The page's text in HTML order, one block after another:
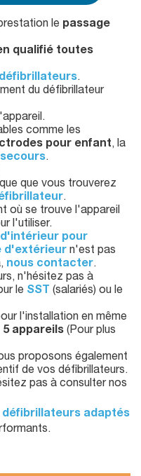
le passage
qualifié toutes
défibrillateurs.
du défibrillateur
comme les
pour enfant, la
.
que vous trouverez
.
où se trouve l'appareil
l'utiliser.
pour
d'extérieur n'est pas
nous contacter.
n'hésitez pas à
le SST (salariés) ou le
l'installation en même
5 appareils (Pour plus
proposons également
de vos défibrillateurs.
pas à consulter nos
défibrillateurs adaptés